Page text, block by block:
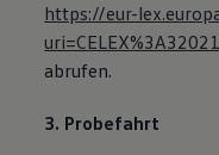
https://eur-
abrufen.
3. Probefahrt